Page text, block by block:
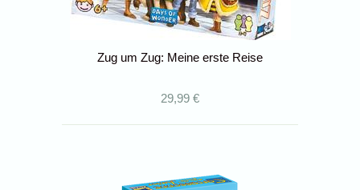
Zug um Zug: Meine erste Reise
29,99 €